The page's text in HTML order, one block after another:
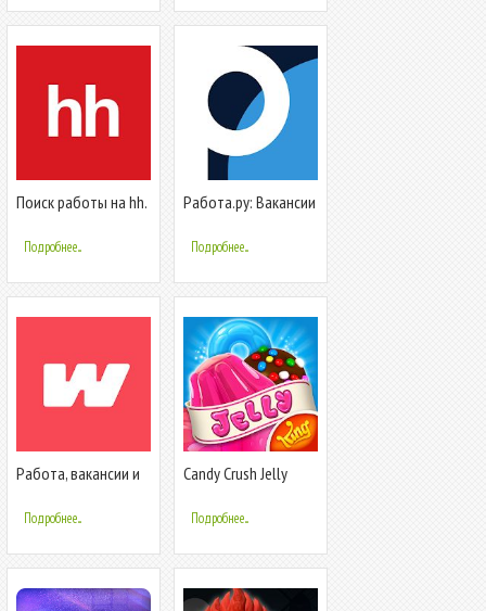
Поиск работы на hh.
домом
Подробнее...
Работа.ру: Вакансии
работы рядом
Подробнее...
Работа, вакансии и
работы
Подробнее...
Candy Crush Jelly
Подробнее...